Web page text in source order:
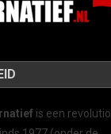
is een